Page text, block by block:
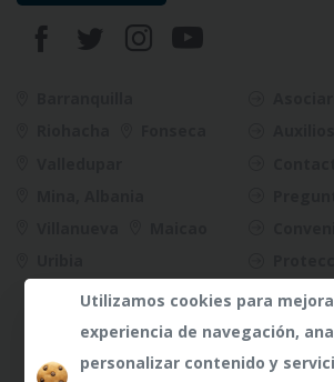
Utilizamos cookies para
experiencia de navegación,
personalizar contenido y